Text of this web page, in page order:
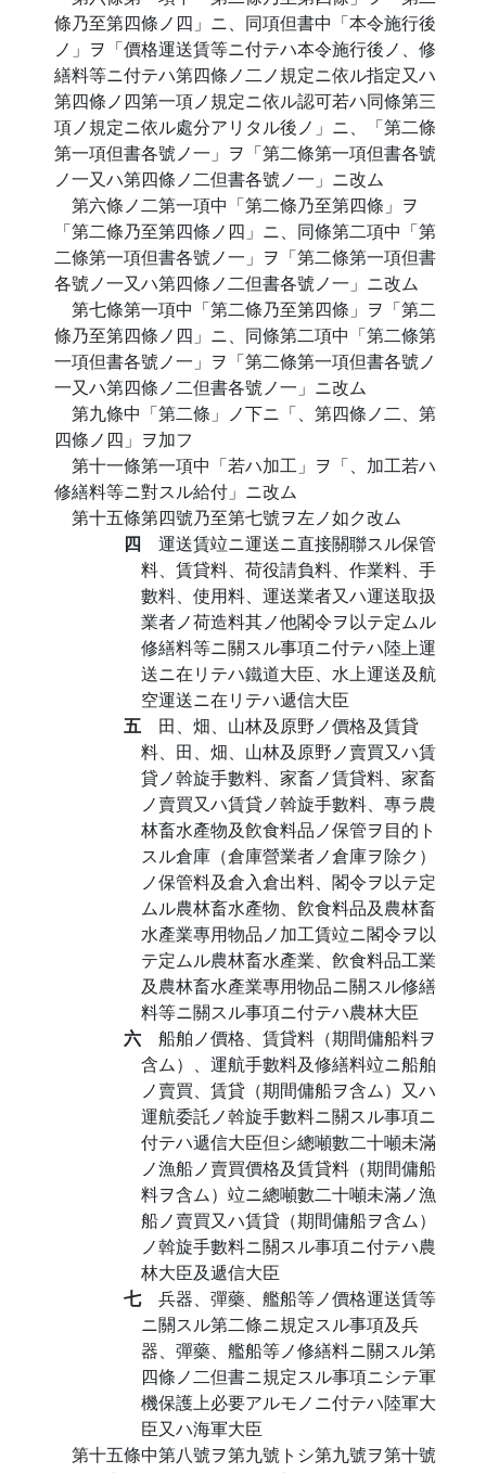
條乃至第四條ノ四」ニ、同項但書中「本令施行後
ノ」ヲ「價格運送賃等ニ付テハ本令施行後ノ、修
繕料等ニ付テハ第四條ノ二ノ規定ニ依ル指定又ハ
第四條ノ四第一項ノ規定ニ依ル認可若ハ同條第三
項ノ規定ニ依ル處分アリタル後ノ」ニ、「第二條
第一項但書各號ノ一」ヲ「第二條第一項但書各號
ノ一又ハ第四條ノ二但書各號ノ一」ニ改ム
第六條ノ二第一項中「第二條乃至第四條」ヲ
「第二條乃至第四條ノ四」ニ、同條第二項中「第
二條第一項但書各號ノ一」ヲ「第二條第一項但書
各號ノ一又ハ第四條ノ二但書各號ノ一」ニ改ム
第七條第一項中「第二條乃至第四條」ヲ「第二
條乃至第四條ノ四」ニ、同條第二項中「第二條第
一項但書各號ノ一」ヲ「第二條第一項但書各號ノ
一又ハ第四條ノ二但書各號ノ一」ニ改ム
第九條中「第二條」ノ下ニ「、第四條ノ二、第
四條ノ四」ヲ加フ
第十一條第一項中「若ハ加工」ヲ「、加工若ハ
修繕料等ニ對スル給付」ニ改ム
第十五條第四號乃至第七號ヲ左ノ如ク改ム
四 運送賃竝ニ運送ニ直接關聯スル保管
料、賃貸料、荷役請負料、作業料、手
數料、使用料、運送業者又ハ運送取扱
業者ノ荷造料其ノ他閣令ヲ以テ定ムル
修繕料等ニ關スル事項ニ付テハ陸上運
送ニ在リテハ鐵道大臣、水上運送及航
空運送ニ在リテハ遞信大臣
五 田、畑、山林及原野ノ價格及賃貸
料、田、畑、山林及原野ノ賣買又ハ賃
貸ノ斡旋手數料、家畜ノ賃貸料、家畜
ノ賣買又ハ賃貸ノ斡旋手數料、專ラ農
林畜水產物及飮食料品ノ保管ヲ目的ト
スル倉庫（倉庫營業者ノ倉庫ヲ除ク）
ノ保管料及倉入倉出料、閣令ヲ以テ定
ムル農林畜水產物、飮食料品及農林畜
水產業專用物品ノ加工賃竝ニ閣令ヲ以
テ定ムル農林畜水產業、飮食料品工業
及農林畜水產業專用物品ニ關スル修繕
料等ニ關スル事項ニ付テハ農林大臣
六 船舶ノ價格、賃貸料（期間傭船料ヲ
含ム）、運航手數料及修繕料竝ニ船舶
ノ賣買、賃貸（期間傭船ヲ含ム）又ハ
運航委託ノ斡旋手數料ニ關スル事項ニ
付テハ遞信大臣但シ總噸數二十噸未滿
ノ漁船ノ賣買價格及賃貸料（期間傭船
料ヲ含ム）竝ニ總噸數二十噸未滿ノ漁
船ノ賣買又ハ賃貸（期間傭船ヲ含ム）
ノ斡旋手數料ニ關スル事項ニ付テハ農
林大臣及遞信大臣
七 兵器、彈藥、艦船等ノ價格運送賃等
ニ關スル第二條ニ規定スル事項及兵
器、彈藥、艦船等ノ修繕料ニ關スル第
四條ノ二但書ニ規定スル事項ニシテ軍
機保護上必要アルモノニ付テハ陸軍大
臣又ハ海軍大臣
第十五條中第八號ヲ第九號トシ第九號ヲ第十號